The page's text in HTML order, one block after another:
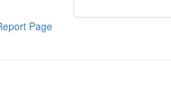
Page